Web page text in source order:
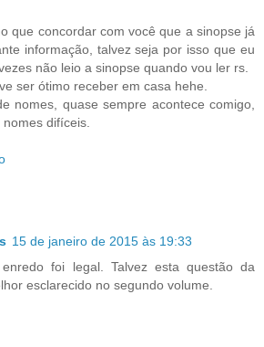
que concordar com você que a sinopse já
informação, talvez seja por isso que eu
não leio a sinopse quando vou ler rs.
ser ótimo receber em casa hehe.
nomes, quase sempre acontece comigo,
difíceis.
15 de janeiro de 2015 às 19:33
foi legal. Talvez esta questão da
esclarecido no segundo volume.